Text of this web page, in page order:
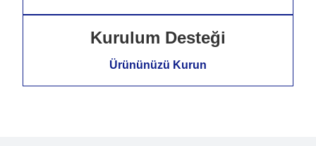
Kurulum Desteği
Ürününüzü Kurun